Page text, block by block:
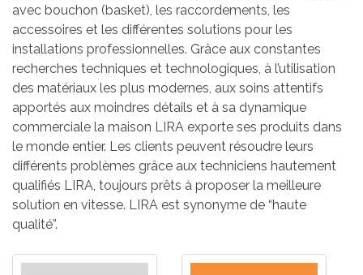
avec bouchon (basket), les raccordements, les
accessoires et les différentes solutions pour les
installations professionnelles. Grâce aux constantes
recherches techniques et technologiques, à l’utilisation
des matériaux les plus modernes, aux soins attentifs
apportés aux moindres détails et à sa dynamique
commerciale la maison LIRA exporte ses produits dans
le monde entier. Les clients peuvent résoudre leurs
différents problèmes grâce aux techniciens hautement
qualifiés LIRA, toujours prêts à proposer la meilleure
solution en vitesse. LIRA est synonyme de “haute
qualité”.